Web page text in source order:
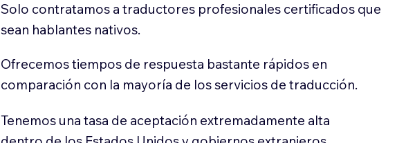
Solo contratamos a traductores profesionales certificados que
sean hablantes nativos.
Ofrecemos tiempos de respuesta bastante rápidos en
comparación con la mayoría de los servicios de traducción.
Tenemos una tasa de aceptación extremadamente alta